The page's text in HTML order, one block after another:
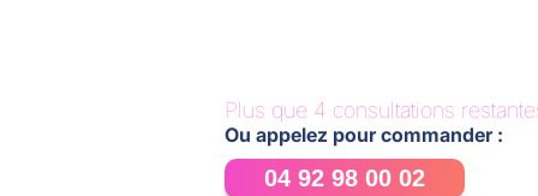
de notre séance.
Ces sessions sont conçues pour être
plus clair dans votre vie sentimentale
épanouissantes et significatives.
Plus que 4 consultations
Ou appelez pour commander :
04 92 98 00 02